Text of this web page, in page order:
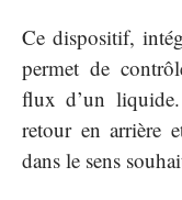
Ce dispositif,
permet de
flux d’un
retour en arrière
dans le sens